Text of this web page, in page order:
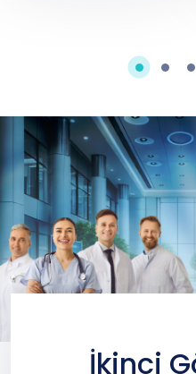
İkinci